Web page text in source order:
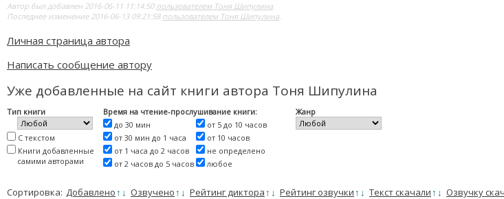
Автор был добавлен 2016-06-11 11:14:50 пользователем Тоня Шипулина.
Последнее изменение 2016-06-13 09:21:58 пользователем Тоня Шипулина.
Личная страница автора
Написать сообщение автору
Уже добавленные на сайт книги автора Тоня Шипулина
Тип книги
С текстом
Книги добавленные
самими авторами
Время на чтение-прослушивание книги:
до 30 мин
от 30 мин до 1 часа
от 1 часа до 2 часов
от 2 часов до 5 часов
от 5 до 10 часов
от 10 часов
не определено
любое
Жанр
Сортировка: Добавлено↑ ↓ Озвучено↑ ↓ Рейтинг диктора↑ ↓ Рейтинг озвучки↑ ↓ Текст скачали↑ ↓ Озвучку